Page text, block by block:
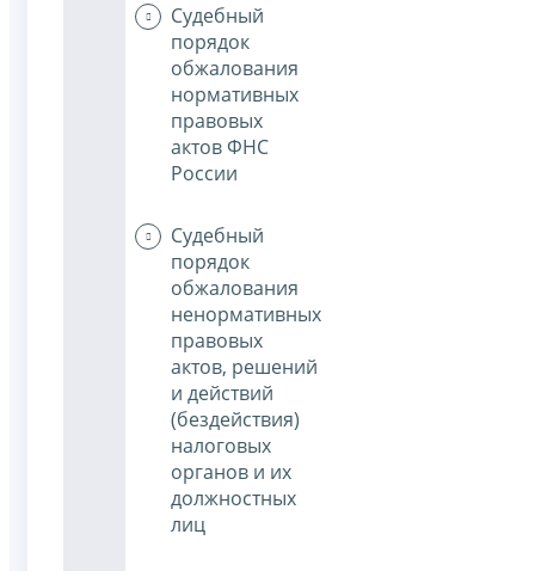
Судебный
порядок
обжалования
нормативных
правовых
актов ФНС
России
Судебный
порядок
обжалования
ненормативных
правовых
актов, решений
и действий
(бездействия)
налоговых
органов и их
должностных
лиц